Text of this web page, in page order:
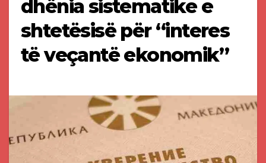
dhënia sistematike e
shtetësisë për “interes
të veçantë ekonomik”